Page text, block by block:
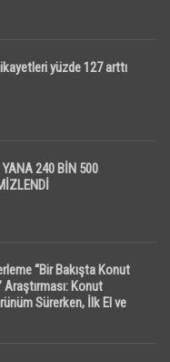
yüzde 127 arttı
YANA 240 BİN 500
“Bir Bakışta Konut
Araştırması: Konut
Sürerken, İlk El ve